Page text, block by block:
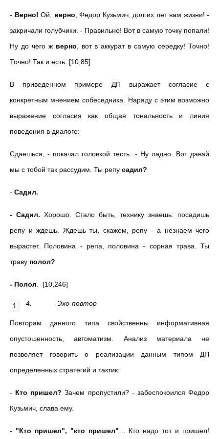
- Верно! Ой, верно , Федор Кузьмич, долгих лет вам жизни! -
закричали голубчики. - Правильно! Вот в самую точку попали!
Ну до чего ж верно , вот в аккурат в самую середку! Точно!
Точно! Так и есть. [10,85]
В приведенном примере ДП выражает согласие с
конкретным мнением собеседника. Наряду с этим возможно
выражение согласия как общая тональность и линия
поведения в диалоге:
Сдаешься, - покачал головкой тесть. - Ну ладно. Вот давай
мы с тобой так рассудим. Ты репу садил?
- Садил.
- Садил. Хорошо. Стало быть, технику знаешь: посадишь
репу и ждешь. Ждешь ты, скажем, репу - а незнаем чего
вырастет. Половина - репа, половина - сорная трава. Ты
траву полол?
- Полол . [10,246]
4. Эхо-повтор
Повторам данного типа свойственны информативная
опустошенность, автоматизм. Анализ материала не
позволяет говорить о реализации данным типом ДП
определенных стратегий и тактик:
- Кто пришел? Зачем пропустили? - забеспокоился Федор
Кузьмич, слава ему.
- "Кто пришел", "кто пришел" … Кто надо тот и пришел!